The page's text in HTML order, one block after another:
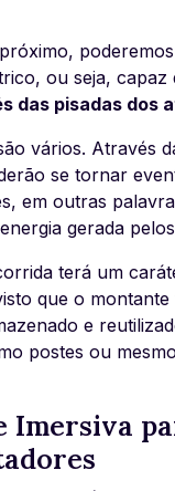
ou seja, capaz
das pisadas dos
vários. Através
se tornar
em outras
gerada
terá um
que o montante
e
postes ou
Imersiva